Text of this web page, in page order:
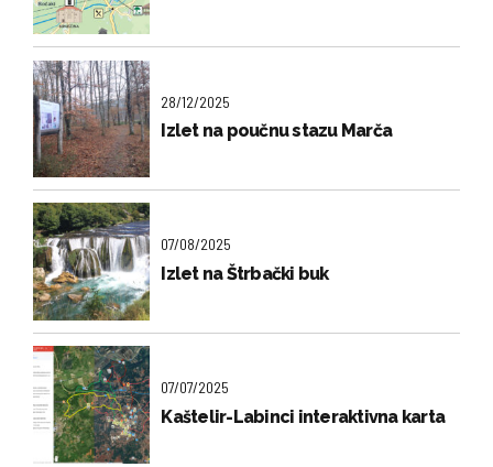
28/12/2025
Izlet na poučnu stazu Marča
07/08/2025
Izlet na Štrbački buk
07/07/2025
Kaštelir-Labinci interaktivna karta